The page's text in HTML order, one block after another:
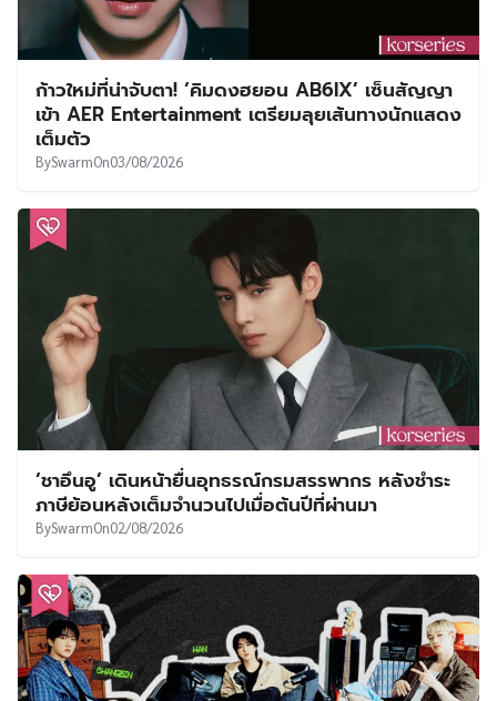
ก้าวใหม่ที่น่าจับตา! ‘คิมดงฮยอน AB6IX’ เซ็นสัญญา
เข้า AER Entertainment เตรียมลุยเส้นทางนักแสดง
เต็มตัว
BySwarmOn03/08/2026
‘ชาอึนอู’ เดินหน้ายื่นอุทธรณ์กรมสรรพากร หลังชำระ
ภาษีย้อนหลังเต็มจำนวนไปเมื่อต้นปีที่ผ่านมา
BySwarmOn02/08/2026